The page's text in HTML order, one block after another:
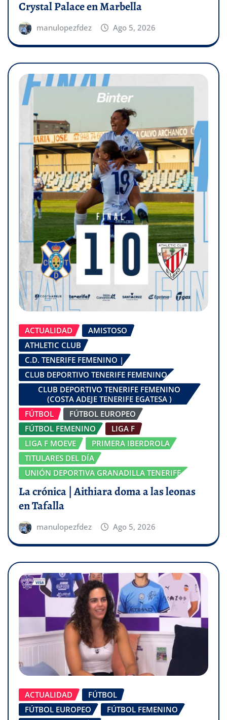
Crystal Palace en Marbella
manulopezfdez Ago 5, 2026
ACTUALIDAD
AMISTOSO
ATHLETIC CLUB
C.D. TENERIFE FEMENINO |
CLUB DEPORTIVO TENERIFE FEMENINO
CLUB DEPORTIVO TENERIFE FEMENINO
(COSTA ADEJE TENERIFE EGATESA )
FÚTBOL
FÚTBOL EUROPEO
FÚTBOL FEMENINO
LIGA F
LIGA F MOEVE
PRIMERA IBERDROLA
TITULARES DEL DÍA
UNIÓN DEPORTIVA GRANADILLA TENERIFE
La crónica | Aithiara doma a las leonas
en Tafalla
manulopezfdez Ago 5, 2026
ACTUALIDAD
FÚTBOL
FÚTBOL EUROPEO
FÚTBOL FEMENINO